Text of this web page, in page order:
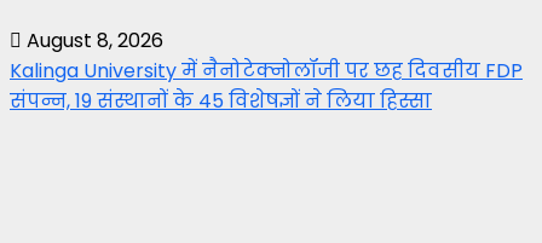
August 8, 2026
Kalinga University में नैनोटेक्नोलॉजी पर छह दिवसीय FDP
संपन्न, 19 संस्थानों के 45 विशेषज्ञों ने लिया हिस्सा